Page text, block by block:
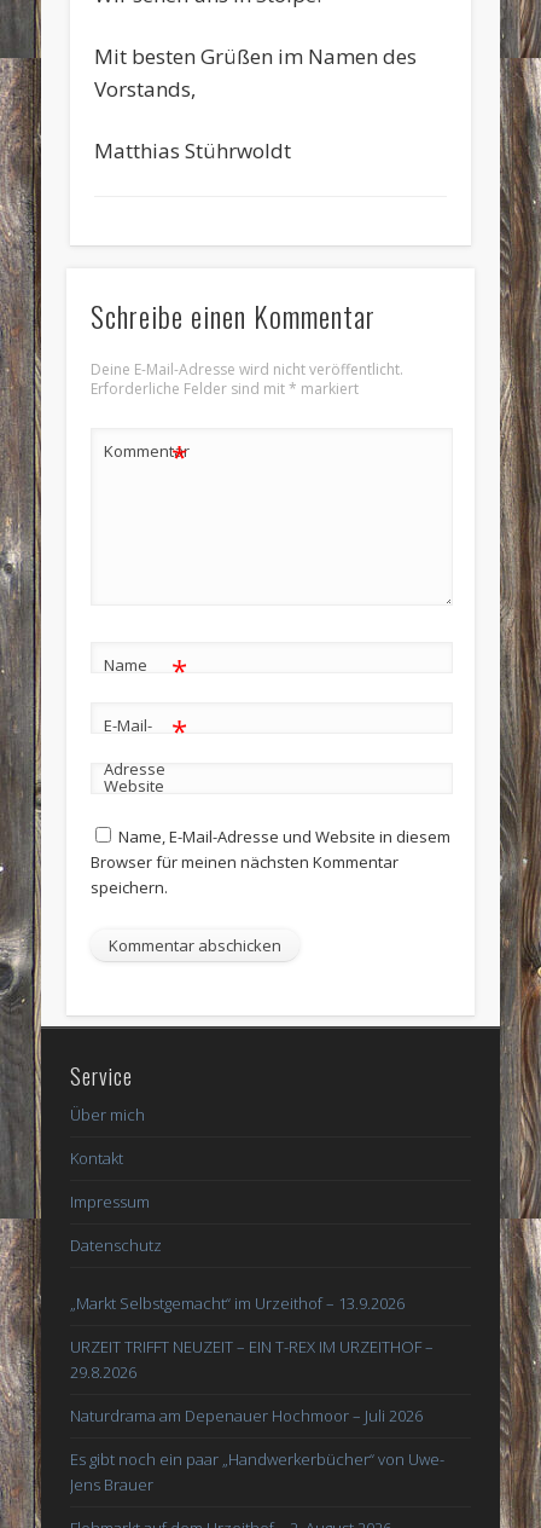
Mit besten Grüßen im Namen des
Vorstands,
Matthias Stührwoldt
Schreibe einen Kommentar
Deine E-Mail-Adresse wird nicht veröffentlicht.
Erforderliche Felder sind mit* markiert
Kommentar
*
Name *
E-Mail-
Adresse
*
Website
Name, E-Mail-Adresse und Website in diesem
Browser für meinen nächsten Kommentar
speichern.
Service
Über mich
Kontakt
Impressum
Datenschutz
„Markt Selbstgemacht“ im Urzeithof – 13.9.2026
URZEIT TRIFFT NEUZEIT – EIN T-REX IM URZEITHOF –
29.8.2026
Naturdrama am Depenauer Hochmoor – Juli 2026
Es gibt noch ein paar „Handwerkerbücher“ von Uwe-
Jens Brauer